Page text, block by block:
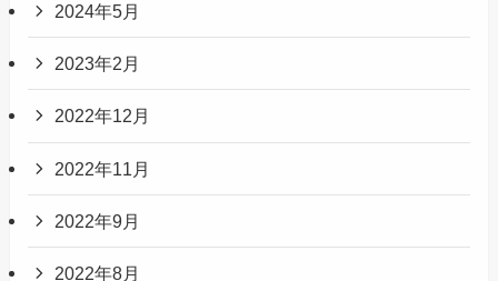
2024年5月
2023年2月
2022年12月
2022年11月
2022年9月
2022年8月